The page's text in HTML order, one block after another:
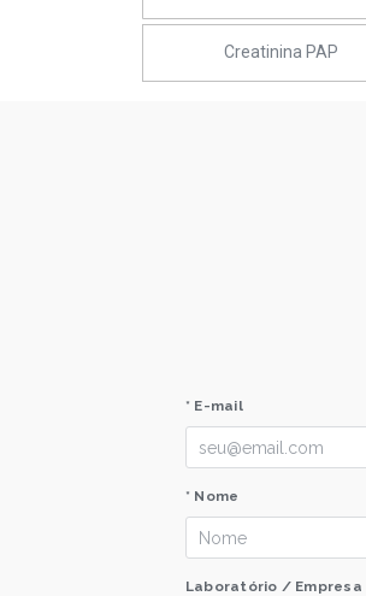
Creatinina PAP
* E-mail
* Nome
Laboratório / Empresa